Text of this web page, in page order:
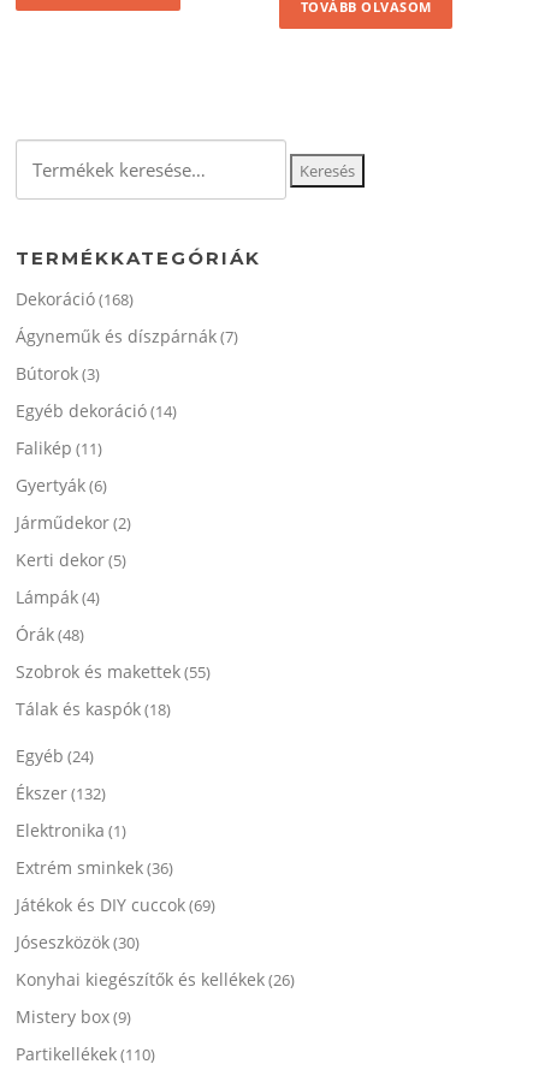
TOVÁBB OLVASOM
következőre:
Keresés
TERMÉKKATEGÓRIÁK
Dekoráció(168)
Ágyneműk és díszpárnák(7)
Bútorok(3)
Egyéb dekoráció(14)
Falikép (11)
Gyertyák(6)
Járműdekor(2)
Kerti dekor(5)
Lámpák(4)
Órák(48)
Szobrok és makettek(55)
Tálak és kaspók(18)
Egyéb (24)
Ékszer(132)
Elektronika (1)
Extrém sminkek(36)
Játékok és DIY cuccok(69)
Jóseszközök(30)
Konyhai kiegészítők és kellékek(26)
Mistery box(9)
Partikellékek(110)